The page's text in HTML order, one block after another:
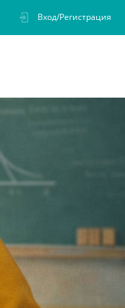
Вход/Регистрация